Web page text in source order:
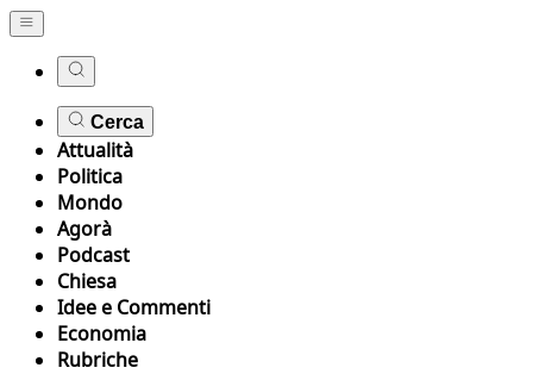
Cerca
Attualità
Politica
Mondo
Agorà
Podcast
Chiesa
Idee e Commenti
Economia
Rubriche